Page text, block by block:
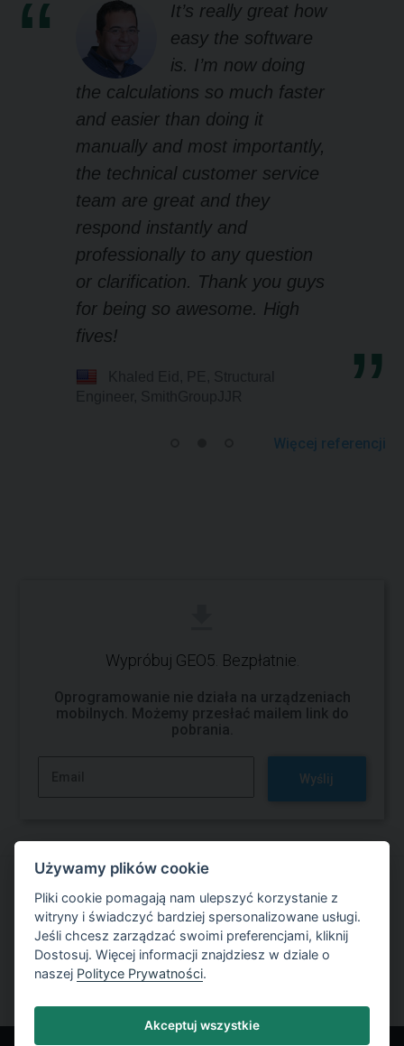
It’s really great how
easy the software
is. I’m now doing
the calculations so much faster
and easier than doing it
manually and most importantly,
the technical customer service
team are great and they
respond instantly and
professionally to any question
or clarification. Thank you guys
for being so awesome. High
fives!
Więcej referencji
Wypróbuj GEO5. Bezpłatnie.
Oprogramowanie nie działa na urządzeniach
mobilnych. Możemy przesłać mailem link do
pobrania.
Wyślij
Wypróbuj bezpłatnie GEO5 oprogramowanie
Bezpłatna wersja próbna
Używamy plików cookie
Pliki cookie pomagają nam ulepszyć korzystanie z
witryny i świadczyć bardziej spersonalizowane usługi.
Jeśli chcesz zarządzać swoimi preferencjami, kliknij
Dostosuj. Więcej informacji znajdziesz w dziale o
naszej Polityce Prywatności.
Akceptuj wszystkie